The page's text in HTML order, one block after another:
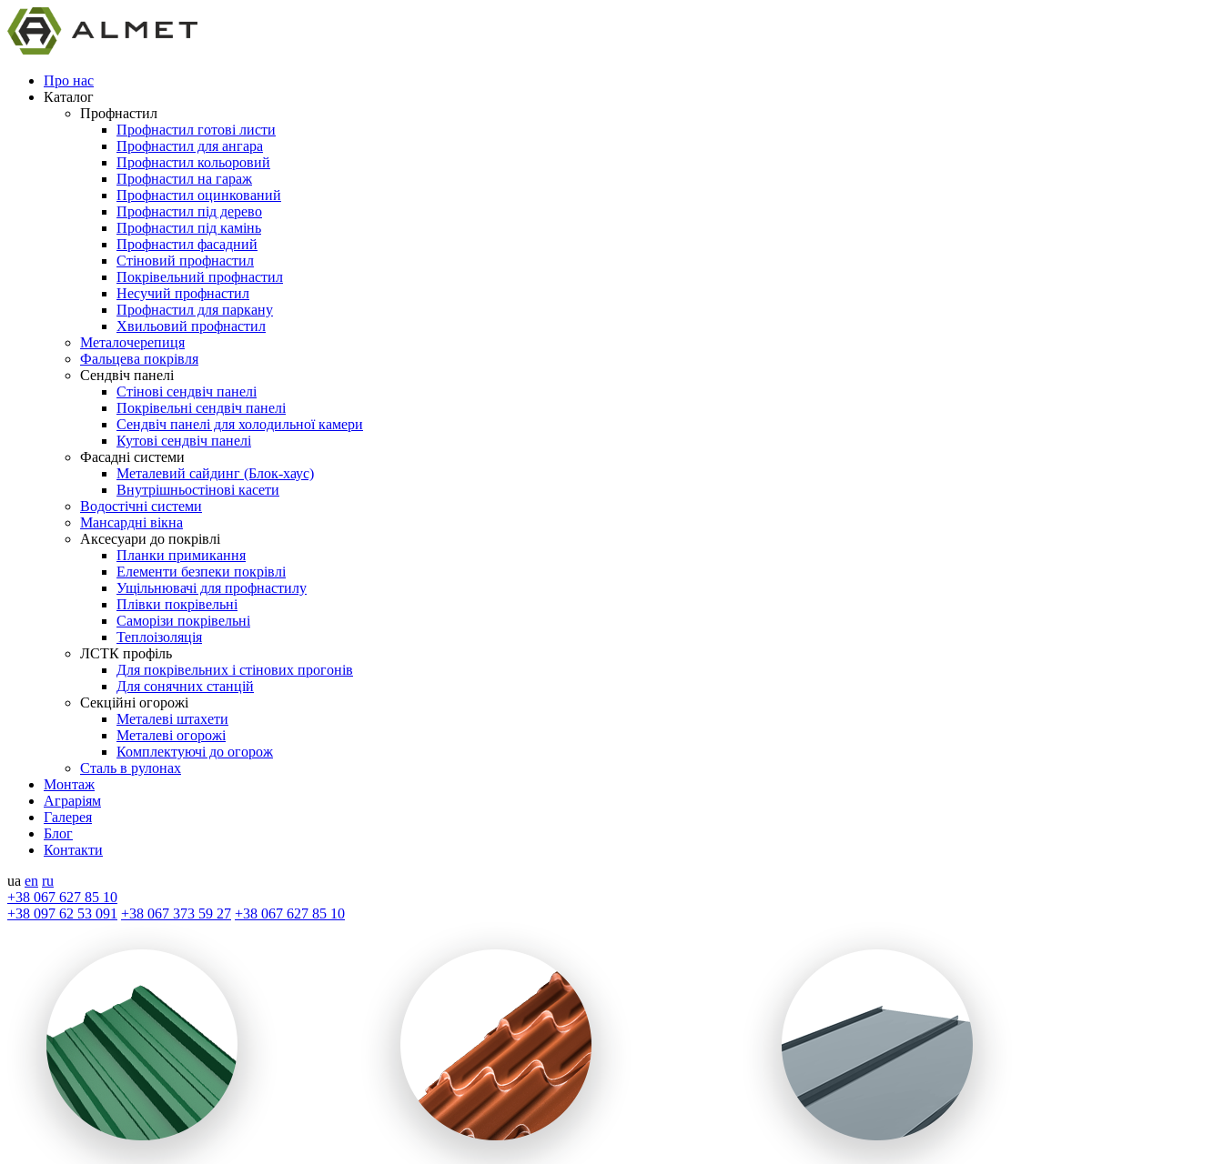
Про нас
Каталог
Профнастил
Профнастил готові листи
Профнастил для ангара
Профнастил кольоровий
Профнастил на гараж
Профнастил оцинкований
Профнастил під дерево
Профнастил під камінь
Профнастил фасадний
Стіновий профнастил
Покрівельний профнастил
Несучий профнастил
Профнастил для паркану
Хвильовий профнастил
Металочерепиця
Фальцева покрівля
Сендвіч панелі
Стінові сендвіч панелі
Покрівельні сендвіч панелі
Сендвіч панелі для холодильної камери
Кутові сендвіч панелі
Фасадні системи
Металевий сайдинг (Блок-хаус)
Внутрішньостінові касети
Водостічні системи
Мансардні вікна
Аксесуари до покрівлі
Планки примикання
Елементи безпеки покрівлі
Ущільнювачі для профнастилу
Плівки покрівельні
Саморізи покрівельні
Теплоізоляція
ЛСТК профіль
Для покрівельних і стінових прогонів
Для сонячних станцій
Секційні огорожі
Металеві штахети
Металеві огорожі
Комплектуючі до огорож
Сталь в рулонах
Монтаж
Аграріям
Галерея
Блог
Контакти
ua en ru
+38 067 627 85 10
+38 097 62 53 091 +38 067 373 59 27 +38 067 627 85 10